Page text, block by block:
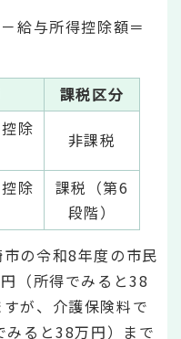
給与所得控除額＝
課税区分
除
非課税
除
課税（第6
段階）
の令和8年度の市民
（所得でみると38
が、介護保険料で
ると38万円）まで